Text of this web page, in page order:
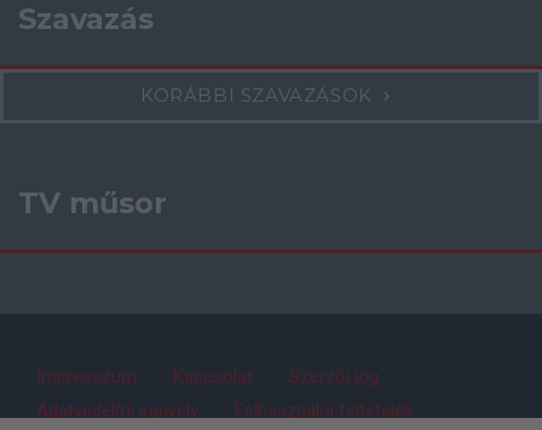
Szavazás
KORÁBBI SZAVAZÁSOK
TV műsor
Impresszum Kapcsolat
Szerzői jog
Adatvédelmi irányelv
Felhasználói feltételek